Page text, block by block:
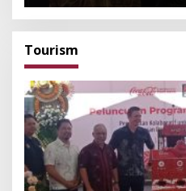
Tourism